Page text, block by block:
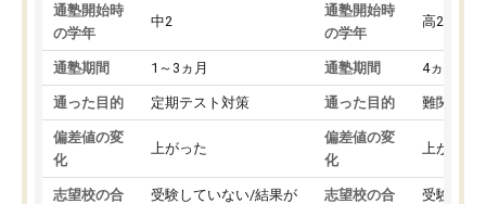
通塾開始時
の学年
中2
通塾期間 1～3ヵ月
通った目的 定期テスト対策
偏差値の変
化
上がった
志望校の合
受験していない/結果が
通塾開始時
の学年
高2
通塾期間 4ヵ月～1
通った目的 難関私立
偏差値の変
化
上がった
志望校の合
受験して